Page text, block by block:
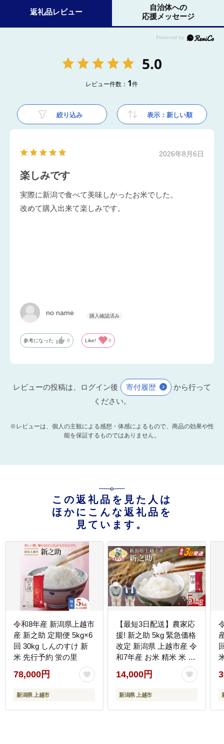
返礼品レビュー
自治体への
応援メッセージ
5.0
レビュー件数： 1件
絞り込み 表示：新しい順
2026年8月6日
楽しみです
実際に新潟で食べて美味しかったお米でした。
改めて購入出来て楽しみです。
no name
参考になった 0 Like! 0
レビューの投稿は、ログイン後 寄付履歴
から行って
ください。
※レビューは、個人の主観による感想・体感によるもので、商品の効果や性
能を保証するものではありません。
この返礼品を見た人は
ほかにこんな返礼品を
見ています。
令和8年産 新潟県上越市
産 新之助 定期便 5kg×6
回 30kg しんのすけ 新
米 先行予約 蛍の里
78,000円
新潟県 上越市
【最短3日配送】農家応
援! 新之助 5kg 緊急価格
改定 新潟県 上越市産 令
和7年産 お米 精米 米 ご
飯 送料無料
14,000円
新潟県 上越市